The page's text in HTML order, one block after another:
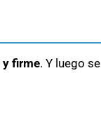
y firme. Y luego se